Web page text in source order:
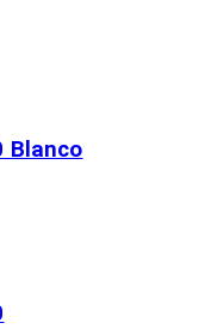
Blanco